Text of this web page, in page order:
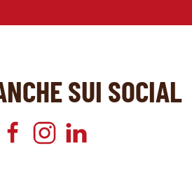
SUI SOCIAL